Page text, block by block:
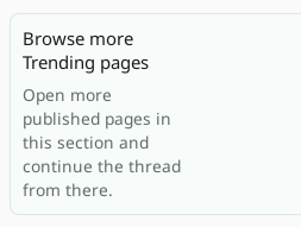
Browse more
Trending pages
Open more
published pages in
this section and
continue the thread
from there.